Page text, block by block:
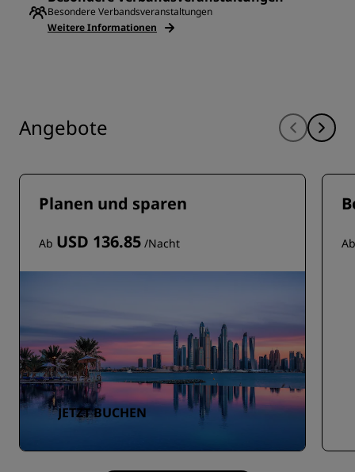
Besondere Verbandsveranstaltungen
Weitere Informationen
Angebote
Planen und sparen
Ab USD 136.85 /Nacht
JETZT BUCHEN